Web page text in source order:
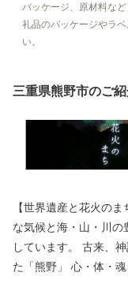
パッケージ、原材料な
礼品のパッケージやラ
い。
三重県熊野市のご
【世界遺産と花火の
な気候と海・山・川の
しています。 古来、神話の時代から日本人にとって特別な地だっ
た「熊野」 心・体・